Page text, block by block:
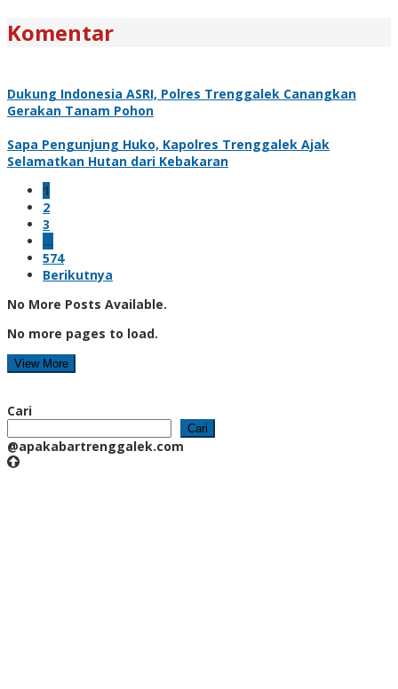
Komentar
Dukung Indonesia ASRI, Polres Trenggalek Canangkan
Gerakan Tanam Pohon
Sapa Pengunjung Huko, Kapolres Trenggalek Ajak
Selamatkan Hutan dari Kebakaran
1
2
3
…
574
Berikutnya
No More Posts Available.
No more pages to load.
View More
Cari
Cari
@apakabartrenggalek.com